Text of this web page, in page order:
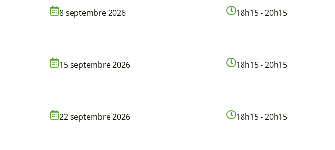
8 septembre 2026 18h15 - 20h15
15 septembre 2026 18h15 - 20h15
22 septembre 2026 18h15 - 20h15